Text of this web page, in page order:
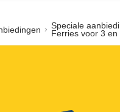
Speciale
Ferries voor 3 en